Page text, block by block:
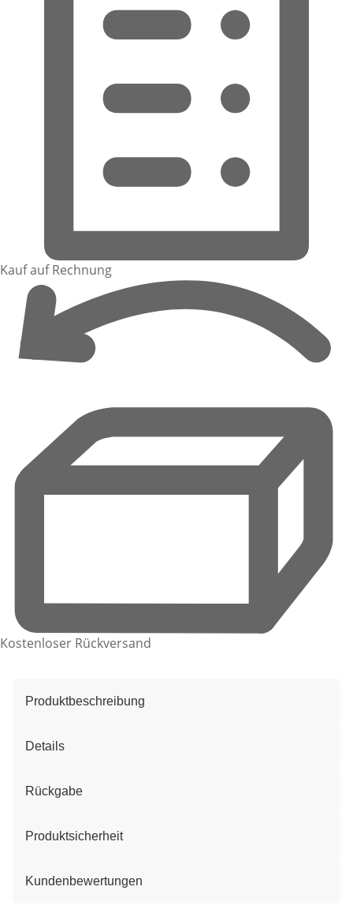
Kauf auf Rechnung
Kostenloser Rückversand
Produktbeschreibung
Details
Rückgabe
Produktsicherheit
Kundenbewertungen